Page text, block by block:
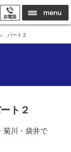
パート２
ト２
菊川・袋井で